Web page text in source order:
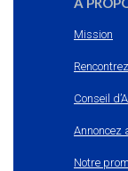
Mission
Conseil
Annoncez
Notre